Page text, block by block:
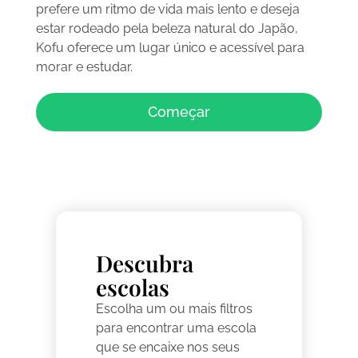
prefere um ritmo de vida mais lento e deseja
estar rodeado pela beleza natural do Japão,
Kofu oferece um lugar único e acessível para
morar e estudar.
Começar
Descubra
escolas
Escolha um ou mais filtros
para encontrar uma escola
que se encaixe nos seus